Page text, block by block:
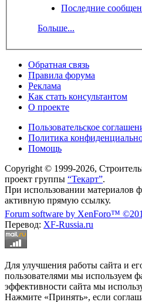
Последние
Больше...
Обратная связь
Правила форума
Реклама
Как стать консультантом
О проекте
Пользовательское
Политика
Помощь
Copyright © 1999-2026,
проект группы “Текарт”.
При использовании материалов
активную прямую ссылку.
Forum software by XenForo™
Перевод: XF-Russia.ru
Для улучшения работы сайта и
пользователями мы используем
эффективности сайта мы
Нажмите «Принять», если